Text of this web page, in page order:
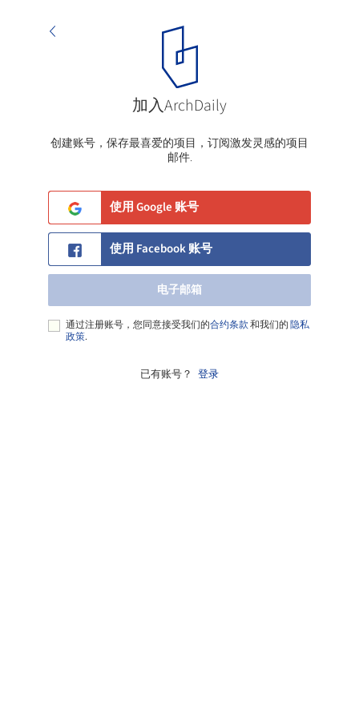
加入ArchDaily
创建账号，保存最喜爱的项目，订阅激发灵感的项目
邮件.
使用 Google 账号
使用 Facebook 账号
电子邮箱
通过注册账号，您同意接受我们的合约条款和我们的隐私
政策.
已有账号？ 登录